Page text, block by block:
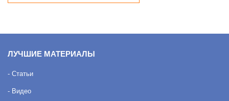
ЛУЧШИЕ МАТЕРИАЛЫ
- Статьи
- Видео